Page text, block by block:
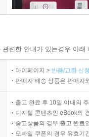
련한 안내가 있는경우 아
마이페이지 > 반품/교환 신
판매자 배송 상품은 판매자
출고 완료 후 10일 이내의
디지털 콘텐츠인 eBook의
중고상품의 경우 출고 완료
모바일 쿠폰의 경우 유효기